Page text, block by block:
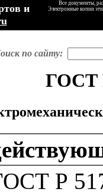
и
Все документы,
Электронные копии
по сайту:
ГОСТ
Р